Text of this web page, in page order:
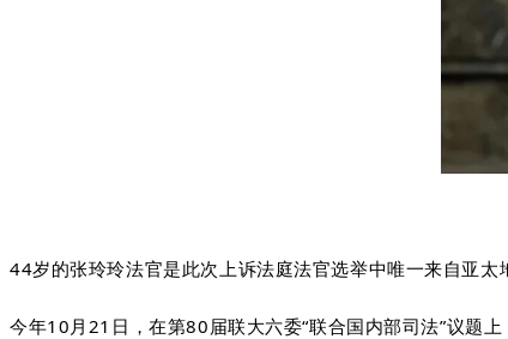
44岁的张玲玲法官是此次上诉法庭法官选举中唯一来自亚太
今年10月21日，在第80届联大六委“联合国内部司法”议题